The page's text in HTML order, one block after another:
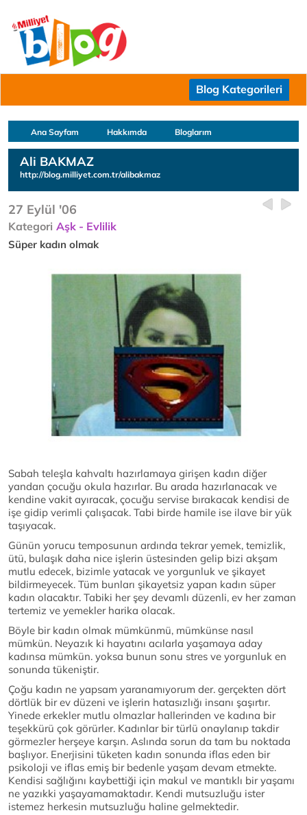
Blog Kategorileri
Ana Sayfam Hakkımda Bloglarım
Ali BAKMAZ
http://blog.milliyet.com.tr/alibakmaz
27 Eylül '06
Kategori Aşk - Evlilik
Süper kadın olmak
Sabah teleşla kahvaltı hazırlamaya girişen kadın diğer
yandan çocuğu okula hazırlar. Bu arada hazırlanacak ve
kendine vakit ayıracak, çocuğu servise bırakacak kendisi de
işe gidip verimli çalışacak. Tabi birde hamile ise ilave bir yük
taşıyacak.
Günün yorucu temposunun ardında tekrar yemek, temizlik,
ütü, bulaşık daha nice işlerin üstesinden gelip bizi akşam
mutlu edecek, bizimle yatacak ve yorgunluk ve şikayet
bildirmeyecek. Tüm bunları şikayetsiz yapan kadın süper
kadın olacaktır. Tabiki her şey devamlı düzenli, ev her zaman
tertemiz ve yemekler harika olacak.
Böyle bir kadın olmak mümkünmü, mümkünse nasıl
mümkün. Neyazık ki hayatını acılarla yaşamaya aday
kadınsa mümkün. yoksa bunun sonu stres ve yorgunluk en
sonunda tükeniştir.
Çoğu kadın ne yapsam yaranamıyorum der. gerçekten dört
dörtlük bir ev düzeni ve işlerin hatasızlığı insanı şaşırtır.
Yinede erkekler mutlu olmazlar hallerinden ve kadına bir
teşekkürü çok görürler. Kadınlar bir türlü onaylanıp takdir
görmezler herşeye karşın. Aslında sorun da tam bu noktada
başlıyor. Enerjisini tüketen kadın sonunda iflas eden bir
psikoloji ve iflas emiş bir bedenle yaşam devam etmekte.
Kendisi sağlığını kaybettiği için makul ve mantıklı bir yaşamı
ne yazıkki yaşayamamaktadır. Kendi mutsuzluğu ister
istemez herkesin mutsuzluğu haline gelmektedir.